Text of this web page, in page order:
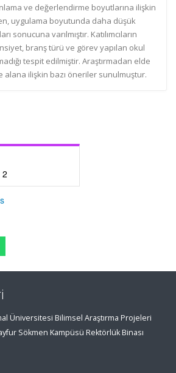
ve değerlendirme boyutlarına ilişkin
uygulama boyutunda daha düşük
sonucuna varılmıştır. Katılımcıların
branş türü ve görev yapılan okul
tespit edilmiştir. Araştırmadan elde
alana ilişkin bazı öneriler sunulmuştur.
2
Üniversitesi Bilimsel Araştırma Projeleri
Sökmen Kampüsü Rektörlük Binası